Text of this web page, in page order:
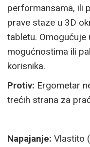
performansama, ili
prave staze u 3D
tabletu. Omogućuje
mogućnostima ili
korisnika.
Protiv: Ergometar
trećih strana za
Napajanje: Vlastito